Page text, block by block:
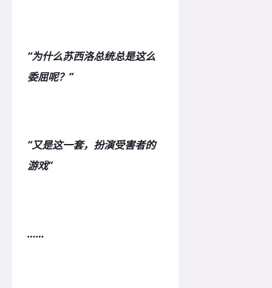
“为什么苏西洛总统总是这么
委屈呢？”
“又是这一套，扮演受害者的
游戏”
……